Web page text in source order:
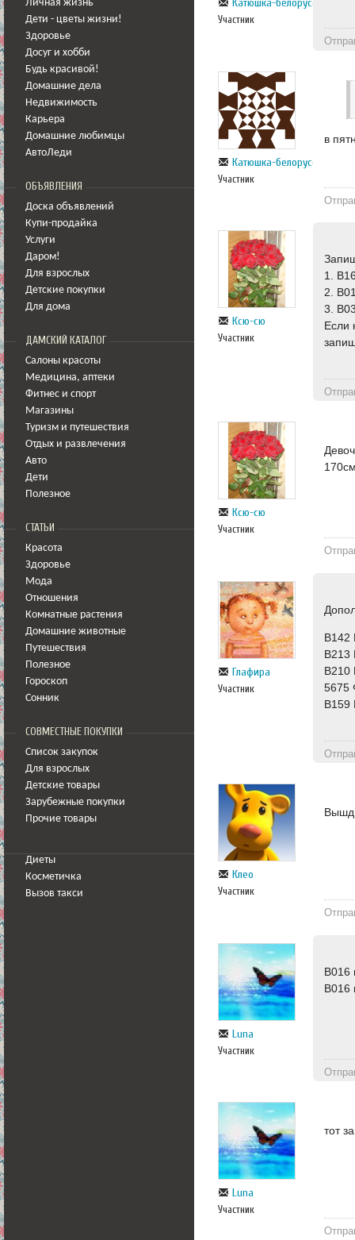
Личная жизнь
Дети - цветы жизни!
Здоровье
Досуг и хобби
Будь красивой!
Домашние дела
Недвижимость
Карьера
Домашние любимцы
АвтоЛеди
ОБЪЯВЛЕНИЯ
Доска объявлений
Купи-продайка
Услуги
Даром!
Для взрослых
Детские покупки
Для дома
ДАМСКИЙ КАТАЛОГ
Салоны красоты
Медицина, аптеки
Фитнес и спорт
Магазины
Туризм и путешествия
Отдых и развлечения
Авто
Дети
Полезное
СТАТЬИ
Красота
Здоровье
Мода
Отношения
Комнатные растения
Домашние животные
Путешествия
Полезное
Гороскоп
Сонник
СОВМЕСТНЫЕ ПОКУПКИ
Список закупок
Для взрослых
Детские товары
Зарубежные покупки
Прочие товары
Диеты
Косметичка
Вызов такси
Катюшка-белорусска
Участник
Катюшка-белорусска
Участник
в
Ксю-сю
Участник
1.
2.
3.
Если
Ксю-сю
Участник
Глафира
Участник
В142
В213
В210
5675
В159
Клео
Участник
Luna
Участник
В016
В016
Luna
Участник
тот